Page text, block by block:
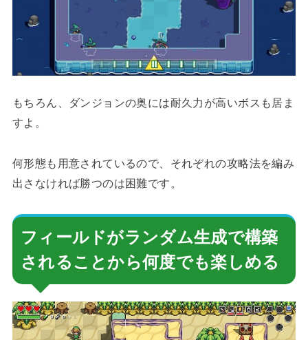
もちろん、ダンジョンの奥には耐久力が高いボスも居ま
すよ。
何形態も用意されているので、それぞれの攻略法を編み
出さなければ勝つのは困難です。
フィールドがランダム生成で構築
されることから何度でも楽しめる